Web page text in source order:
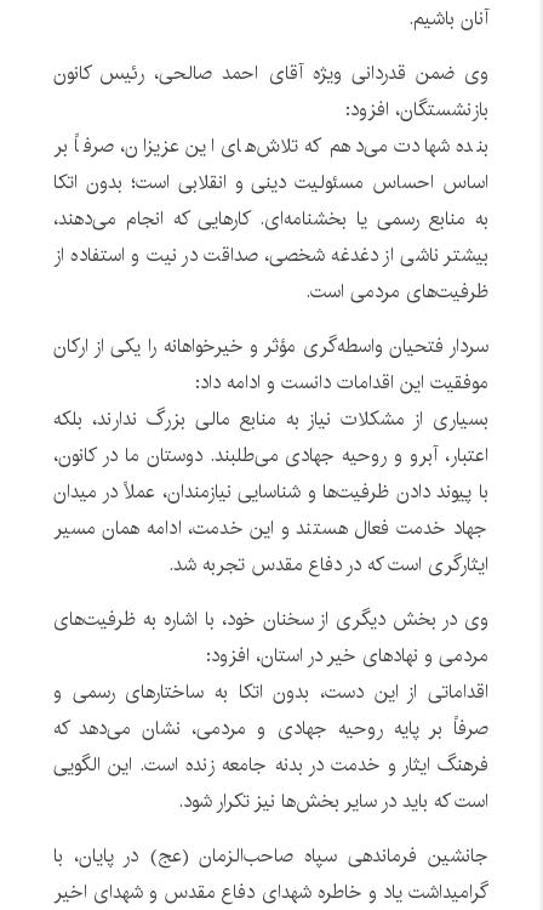
آنان باشیم.
وی ضمن قدردانی ویژه آقای احمد صالحی، رئیس کانون
بازنشستگان، افزود:
بنده شهادت می‌دهم که تلاش‌های این عزیزان، صرفاً بر
اساس احساس مسئولیت دینی و انقلابی است؛ بدون اتکا
به منابع رسمی یا بخشنامه‌ای. کارهایی که انجام می‌دهند،
بیشتر ناشی از دغدغه شخصی، صداقت در نیت و استفاده از
ظرفیت‌های مردمی است.
سردار فتحیان واسطه‌گری مؤثر و خیرخواهانه را یکی از ارکان
موفقیت این اقدامات دانست و ادامه داد:
بسیاری از مشکلات نیاز به منابع مالی بزرگ ندارند، بلکه
اعتبار، آبرو و روحیه جهادی می‌طلبند. دوستان ما در کانون،
با پیوند دادن ظرفیت‌ها و شناسایی نیازمندان، عملاً در میدان
جهاد خدمت فعال هستند و این خدمت، ادامه همان مسیر
ایثارگری است که در دفاع مقدس تجربه شد.
وی در بخش دیگری از سخنان خود، با اشاره به ظرفیت‌های
مردمی و نهادهای خیر در استان، افزود:
اقداماتی از این دست، بدون اتکا به ساختارهای رسمی و
صرفاً بر پایه روحیه جهادی و مردمی، نشان می‌دهد که
فرهنگ ایثار و خدمت در بدنه جامعه زنده است. این الگویی
است که باید در سایر بخش‌ها نیز تکرار شود.
جانشین فرماندهی سپاه صاحب‌الزمان (عج) در پایان، با
گرامیداشت یاد و خاطره شهدای دفاع مقدس و شهدای اخیر